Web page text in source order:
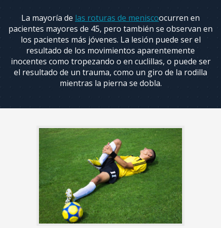
Lesiones
de
Cuello
Servicios
Ortopédicos
La mayoría de las roturas de meniscoocurren en
pacientes mayores de 45, pero también se observan en
los pacientes más jóvenes. La lesión puede ser el
resultado de los movimientos aparentemente
inocentes como tropezando o en cuclillas, o puede ser
el resultado de un trauma, como un giro de la rodilla
mientras la pierna se dobla.